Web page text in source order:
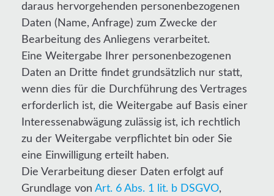
daraus hervorgehenden personenbezogenen
Daten (Name, Anfrage) zum Zwecke der
Bearbeitung des Anliegens verarbeitet.
Eine Weitergabe Ihrer personenbezogenen
Daten an Dritte findet grundsätzlich nur statt,
wenn dies für die Durchführung des Vertrages
erforderlich ist, die Weitergabe auf Basis einer
Interessenabwägung zulässig ist, ich rechtlich
zu der Weitergabe verpflichtet bin oder Sie
eine Einwilligung erteilt haben.
Die Verarbeitung dieser Daten erfolgt auf
Grundlage von Art. 6 Abs. 1 lit. b DSGVO,